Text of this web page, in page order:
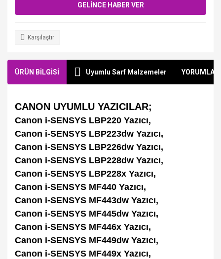
GELİNCE HABER VER
Karşılaştır
ÜRÜN BİLGİSİ Uyumlu Sarf Malzemeler YORUMLAR
CANON UYUMLU YAZICILAR;
Canon i-SENSYS LBP220 Yazıcı,
Canon i-SENSYS LBP223dw Yazıcı,
Canon i-SENSYS LBP226dw Yazıcı,
Canon i-SENSYS LBP228dw Yazıcı,
Canon i-SENSYS LBP228x Yazıcı,
Canon i-SENSYS MF440 Yazıcı,
Canon i-SENSYS MF443dw Yazıcı,
Canon i-SENSYS MF445dw Yazıcı,
Canon i-SENSYS MF446x Yazıcı,
Canon i-SENSYS MF449dw Yazıcı,
Canon i-SENSYS MF449x Yazıcı,